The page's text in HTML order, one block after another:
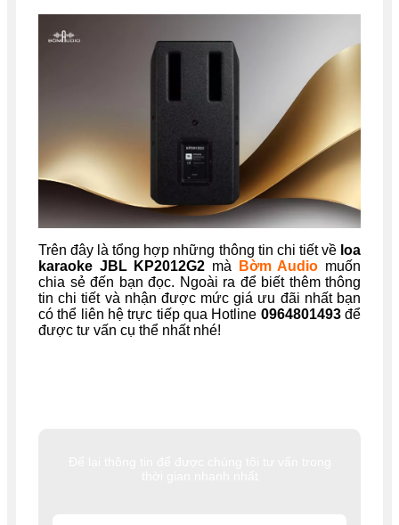
Trên đây là tổng hợp những thông tin chi tiết về loa
karaoke JBL KP2012G2 mà Bờm Audio muốn
chia sẻ đến bạn đọc. Ngoài ra để biết thêm thông
tin chi tiết và nhận được mức giá ưu đãi nhất bạn
có thể liên hệ trực tiếp qua Hotline 0964801493 để
được tư vấn cụ thể nhất nhé!